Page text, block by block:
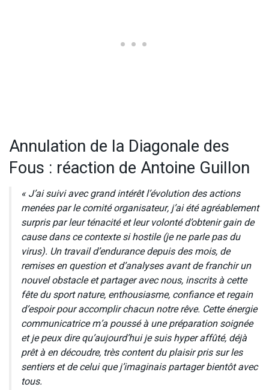
Annulation de la Diagonale des
Fous : réaction de Antoine Guillon
« J’ai suivi avec grand intérêt l’évolution des actions
menées par le comité organisateur, j’ai été agréablement
surpris par leur ténacité et leur volonté d’obtenir gain de
cause dans ce contexte si hostile (je ne parle pas du
virus). Un travail d’endurance depuis des mois, de
remises en question et d’analyses avant de franchir un
nouvel obstacle et partager avec nous, inscrits à cette
fête du sport nature, enthousiasme, confiance et regain
d’espoir pour accomplir chacun notre rêve. Cette énergie
communicatrice m’a poussé à une préparation soignée
et je peux dire qu’aujourd’hui je suis hyper affûté, déjà
prêt à en découdre, très content du plaisir pris sur les
sentiers et de celui que j’imaginais partager bientôt avec
tous.